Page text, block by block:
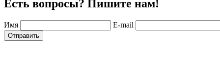
Есть вопросы? Пишите нам!
Имя E-mail